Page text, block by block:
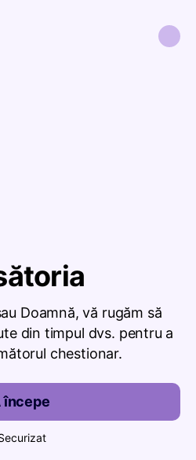
Doamnă, vă rugăm să
din timpul dvs. pentru a
chestionar.
începe